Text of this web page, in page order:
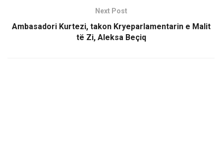
Next Post
Ambasadori Kurtezi, takon Kryeparlamentarin e Malit
të Zi, Aleksa Beçiq